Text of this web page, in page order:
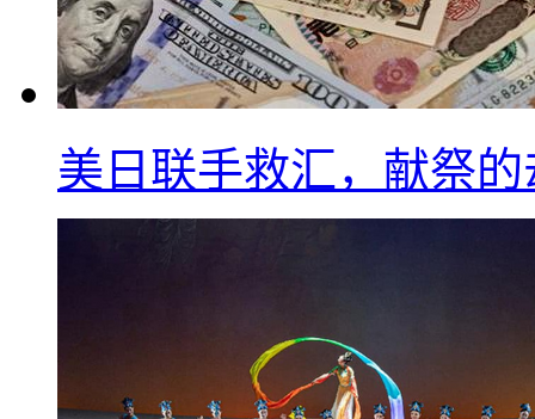
美日联手救汇，献祭